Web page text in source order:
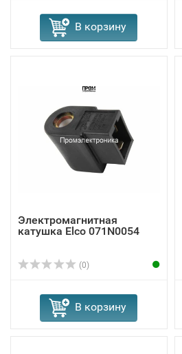
В корзину
Электромагнитная
катушка Elco 071N0054
(0)
В корзину